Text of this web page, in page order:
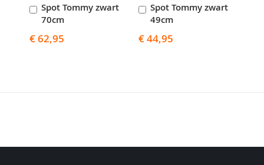
Spot Tommy zwart
70cm
€ 62,95
In
Winkelwagen
Spot Tommy zwart
49cm
€ 44,95
In
Winkelwagen